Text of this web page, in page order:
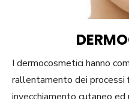
I dermocosmetici hanno
rallentamento dei processi